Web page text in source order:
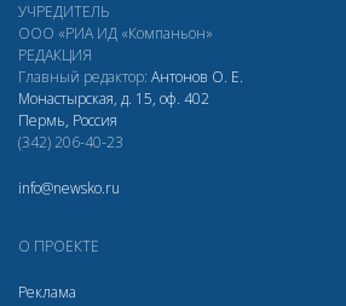
УЧРЕДИТЕЛЬ
ООО «РИА ИД «Компаньон»
РЕДАКЦИЯ
Главный редактор: Антонов О. Е.
Монастырская, д. 15, оф. 402
Пермь, Россия
(342) 206-40-23
info@newsko.ru
О ПРОЕКТЕ
Реклама